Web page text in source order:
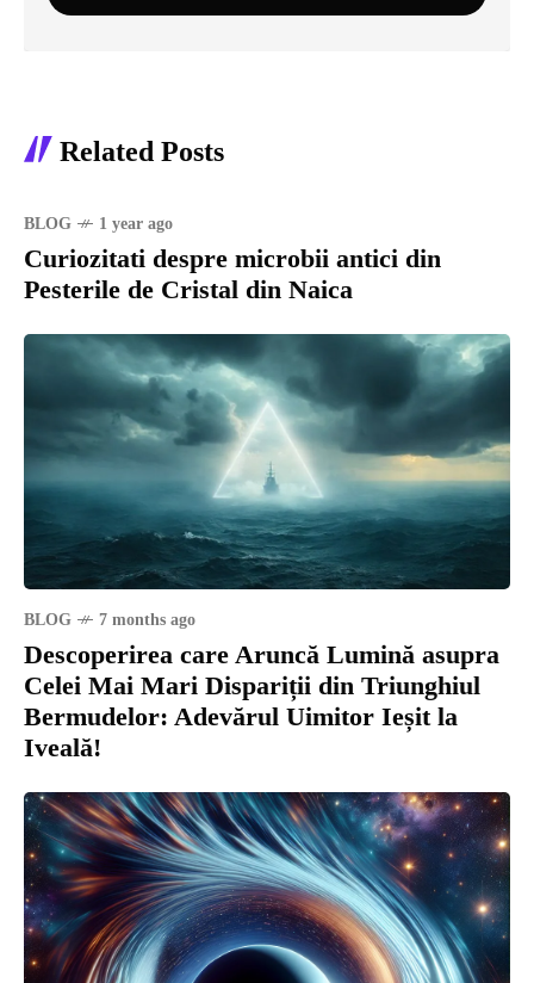
Related Posts
BLOG 1 year ago
Curiozitati despre microbii antici din
Pesterile de Cristal din Naica
BLOG 7 months ago
Descoperirea care Aruncă Lumină asupra
Celei Mai Mari Dispariții din Triunghiul
Bermudelor: Adevărul Uimitor Ieșit la
Iveală!